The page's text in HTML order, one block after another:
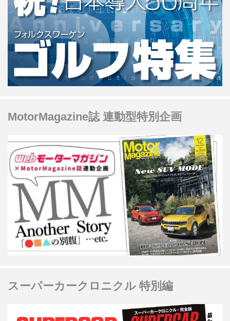
MotorMagazine誌 連動型特別企画
スーパーカークロニクル 特別編